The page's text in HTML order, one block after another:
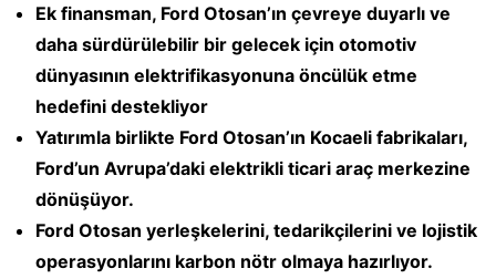
Ek finansman, Ford Otosan’ın çevreye duyarlı ve
daha sürdürülebilir bir gelecek için otomotiv
dünyasının elektrifikasyonuna öncülük etme
hedefini destekliyor
Yatırımla birlikte Ford Otosan’ın Kocaeli fabrikaları,
Ford’un Avrupa’daki elektrikli ticari araç merkezine
dönüşüyor.
Ford Otosan yerleşkelerini, tedarikçilerini ve lojistik
operasyonlarını karbon nötr olmaya hazırlıyor.